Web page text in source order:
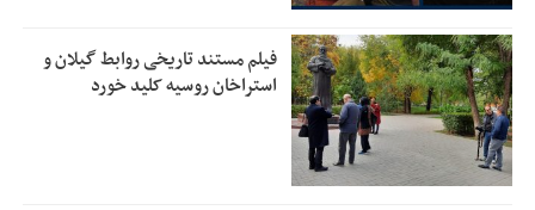
فیلم مستند تاریخی روابط گیلان و
استراخان روسیه کلید خورد